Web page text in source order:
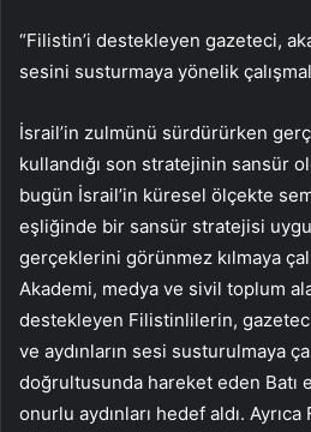
“Filistin’i destekleyen gazeteci,
sesini susturmaya yönelik
İsrail’in zulmünü sürdürürken
kullandığı son stratejinin sansür
bugün İsrail’in küresel ölçekte
eşliğinde bir sansür stratejisi
gerçeklerini görünmez kılmaya
Akademi, medya ve sivil toplum
destekleyen Filistinlilerin,
ve aydınların sesi susturulmaya
doğrultusunda hareket eden Batı
onurlu aydınları hedef aldı.